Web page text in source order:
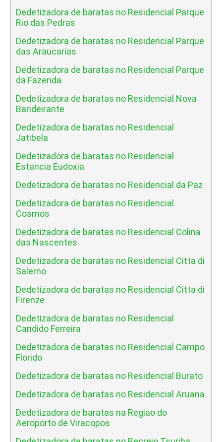
Dedetizadora de baratas no Residencial Parque
Rio das Pedras
Dedetizadora de baratas no Residencial Parque
das Araucarias
Dedetizadora de baratas no Residencial Parque
da Fazenda
Dedetizadora de baratas no Residencial Nova
Bandeirante
Dedetizadora de baratas no Residencial
Jatibela
Dedetizadora de baratas no Residencial
Estancia Eudoxia
Dedetizadora de baratas no Residencial da Paz
Dedetizadora de baratas no Residencial
Cosmos
Dedetizadora de baratas no Residencial Colina
das Nascentes
Dedetizadora de baratas no Residencial Citta di
Salerno
Dedetizadora de baratas no Residencial Citta di
Firenze
Dedetizadora de baratas no Residencial
Candido Ferreira
Dedetizadora de baratas no Residencial Campo
Florido
Dedetizadora de baratas no Residencial Burato
Dedetizadora de baratas no Residencial Aruana
Dedetizadora de baratas na Regiao do
Aeroporto de Viracopos